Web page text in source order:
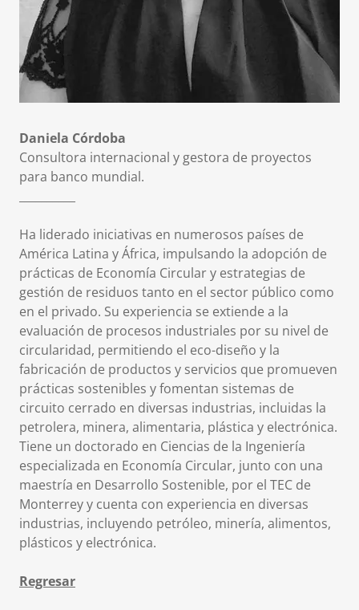
Daniela Córdoba
Consultora internacional y gestora de proyectos
para banco mundial.
Ha liderado iniciativas en numerosos países de
América Latina y África, impulsando la adopción de
prácticas de Economía Circular y estrategias de
gestión de residuos tanto en el sector público como
en el privado. Su experiencia se extiende a la
evaluación de procesos industriales por su nivel de
circularidad, permitiendo el eco-diseño y la
fabricación de productos y servicios que promueven
prácticas sostenibles y fomentan sistemas de
circuito cerrado en diversas industrias, incluidas la
petrolera, minera, alimentaria, plástica y electrónica.
Tiene un doctorado en Ciencias de la Ingeniería
especializada en Economía Circular, junto con una
maestría en Desarrollo Sostenible, por el TEC de
Monterrey y cuenta con experiencia en diversas
industrias, incluyendo petróleo, minería, alimentos,
plásticos y electrónica.
Regresar